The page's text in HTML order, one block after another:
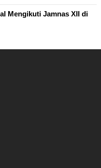
Mengikuti Jamnas XII di